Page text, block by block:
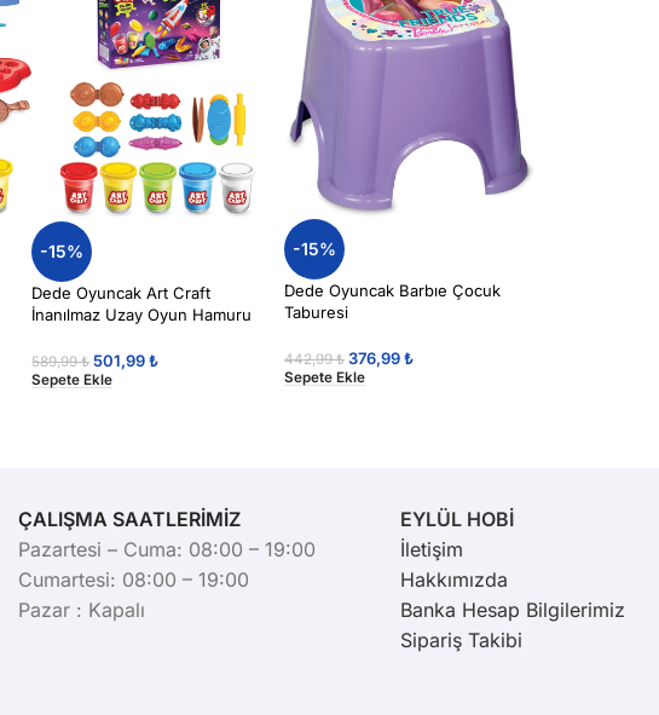
-15%
Dede Oyuncak Art Craft
İnanılmaz Uzay Oyun Hamuru
589,99₺ 501,99₺
Sepete Ekle
-15%
Dede Oyuncak Barbıe Çocuk
Taburesi
442,99₺ 376,99₺
Sepete Ekle
ÇALIŞMA SAATLERİMİZ
Pazartesi – Cuma: 08:00 – 19:00
Cumartesi: 08:00 – 19:00
Pazar : Kapalı
EYLÜL HOBİ
İletişim
Hakkımızda
Banka Hesap Bilgilerimiz
Sipariş Takibi